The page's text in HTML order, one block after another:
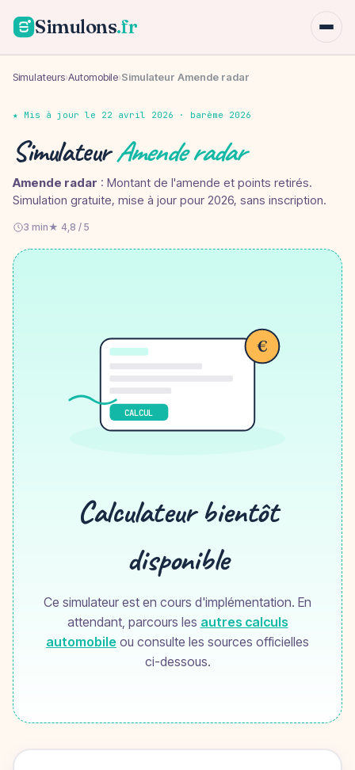
Simulons.fr
Simulateurs›Automobile›Simulateur Amende radar
★ Mis à jour le 22 avril 2026 · barème 2026
SimulateurAmende radar
Amende radar : Montant de l'amende et points retirés.
Simulation gratuite, mise à jour pour 2026, sans inscription.
3 min★ 4,8 / 5
CALCUL
€
Calculateur bientôt
disponible
Ce simulateur est en cours d'implémentation. En
attendant, parcours les autres calculs
automobile ou consulte les sources officielles
ci-dessous.